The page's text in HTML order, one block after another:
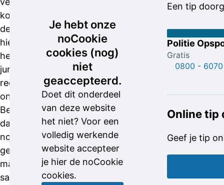
komt voor op
de beelden
hieronder, zij
het om
juridische
redenen
onherkenbaar.
Bewijs dus
dat hij en de
nog
gezochte
mannen
samen
Je hebt onze
noCookie
cookies (nog)
niet
geaccepteerd.
Doet dit onderdeel
van deze website
het niet? Voor een
volledig werkende
website accepteer
je hier de noCookie
cookies.
juni en
begin juli
2024
onder
meer
Putten,
Doetinchem
en Ede.
Vermoedelijk
zijn ze veel
Een tip
Politie
Gratis
0800 - 6070
Online tip
Geef je tip